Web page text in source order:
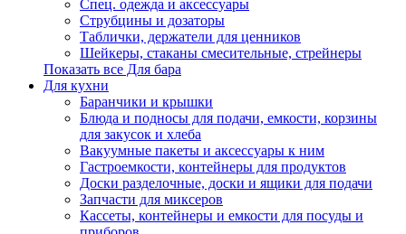
Спец. одежда и аксессуары
Струбцины и дозаторы
Таблички, держатели для ценников
Шейкеры, стаканы смесительные, стрейнеры
Показать все Для бара
Для кухни
Баранчики и крышки
Блюда и подносы для подачи, емкости, корзины
для закусок и хлеба
Вакуумные пакеты и аксессуары к ним
Гастроемкости, контейнеры для продуктов
Доски разделочные, доски и ящики для подачи
Запчасти для миксеров
Кассеты, контейнеры и емкости для посуды и